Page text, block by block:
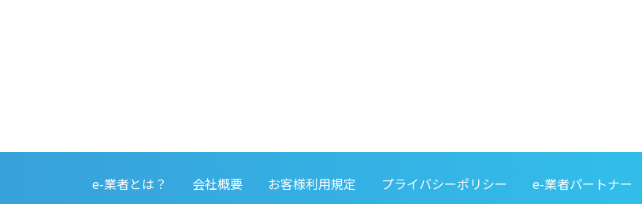
e-業者とは？ 会社概要 お客様利用規定 プライバシーポリシー e-業者パートナー